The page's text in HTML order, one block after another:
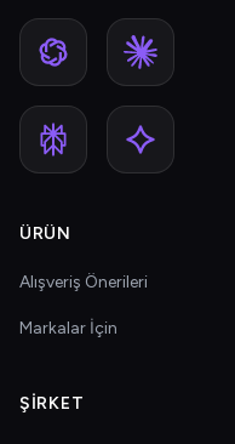
ÜRÜN
Alışveriş Önerileri
Markalar İçin
ŞIRKET